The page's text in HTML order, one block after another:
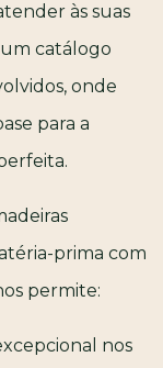
às suas
um catálogo
onde
para a
prima com
permite:
nos